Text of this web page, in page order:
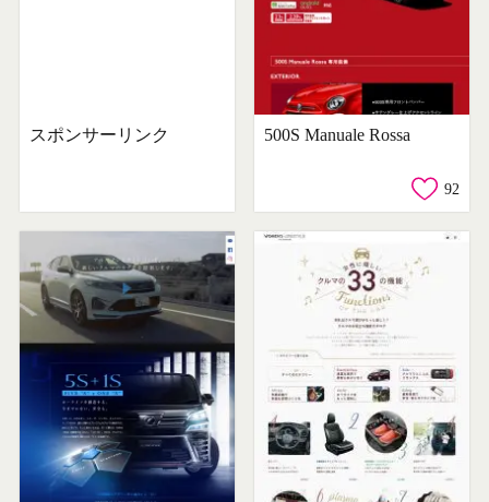
スポンサーリンク 500S Manuale Rossa
92